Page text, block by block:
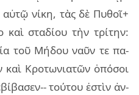
νίκη, τὰς δὲ Πυθοῖ+
καὶ στα­δί­ου τὴν τρί­την:
τοῦ Μήδου ναῦν τε πα­
καὶ Κρο­τω­νια­τῶν ὁπό­σοι
τού­του ἐστὶν ἀν­